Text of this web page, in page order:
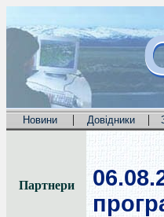
Новини | Довідники |
Партнери